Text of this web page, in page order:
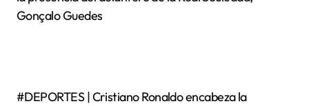
Gonçalo Guedes
#DEPORTES | Cristiano Ronaldo encabeza la